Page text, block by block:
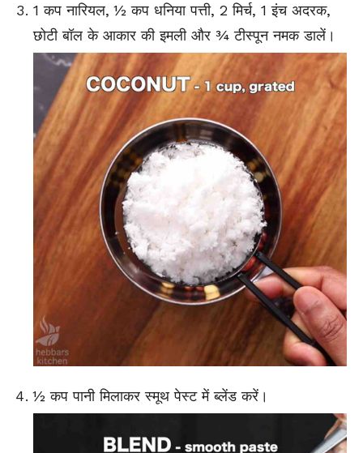
1 कप नारियल, ½ कप धनिया पत्ती, 2 मिर्च, 1 इंच अदरक,
छोटी बॉल के आकार की इमली और ¾ टीस्पून नमक डालें।
½ कप पानी मिलाकर स्मूथ पेस्ट में ब्लेंड करें।